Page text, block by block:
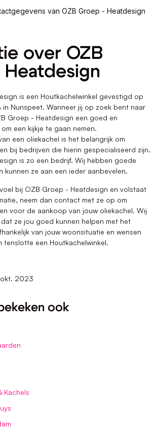
van OZB Groep - Heatdesign
over OZB
is een Houtkachelwinkel gevestigd op
in Nunspeet. Wanneer jij op zoek bent naar
Groep - Heatdesign een goed en
een kijkje te gaan nemen.
een oliekachel is het belangrijk om
bij bedrijven die hierin gespecialiseerd zijn.
is zo een bedrijf. Wij hebben goede
kunnen ze aan een ieder aanbevelen.
bij OZB Groep - Heatdesign en volstaat
neem dan contact met ze op om
voor de aankoop van jouw oliekachel. Wij
ze jou goed kunnen helpen met het
van jouw woonsituatie en wensen
tenslotte een Houtkachelwinkel.
2023
ook
Kachels